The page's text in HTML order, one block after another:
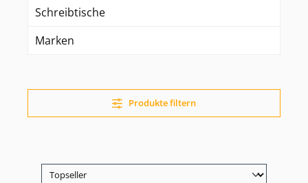
Schreibtische
Marken
Produkte filtern